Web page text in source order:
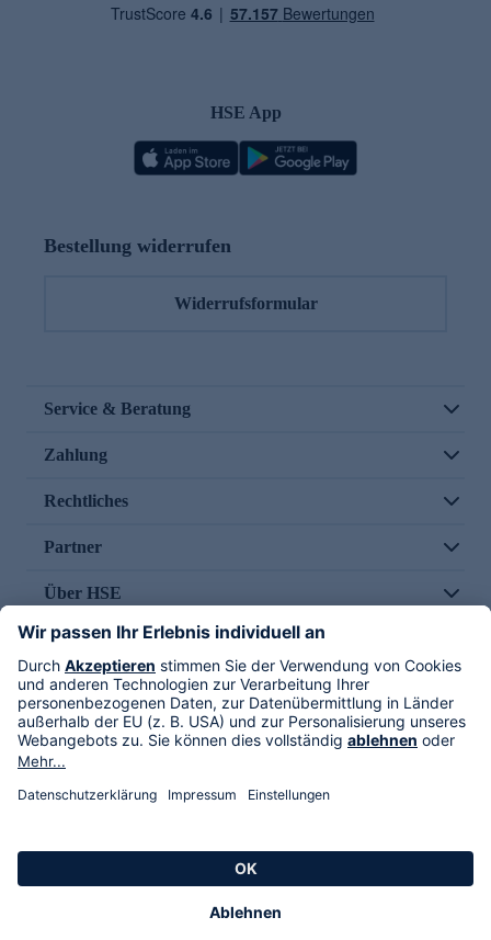
HSE App
Bestellung widerrufen
Widerrufsformular
Service & Beratung
Zahlung
Rechtliches
Partner
Über HSE
Im TV
HSE International